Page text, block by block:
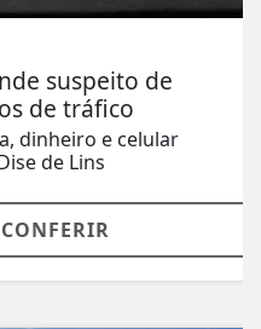
de
e celular